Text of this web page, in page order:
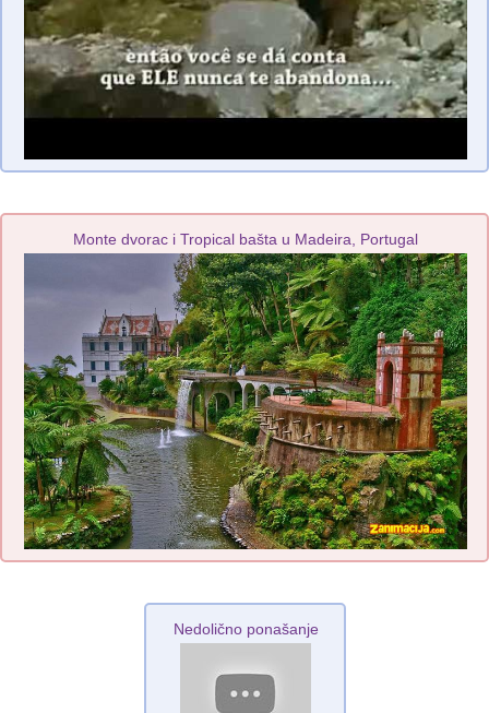
Monte dvorac i Tropical bašta u Madeira, Portugal
Nedolično ponašanje